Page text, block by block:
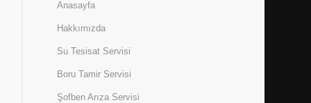
Anasayfa
Hakkımızda
Su Tesisat Servisi
Boru Tamir Servisi
Şofben Arıza Servisi